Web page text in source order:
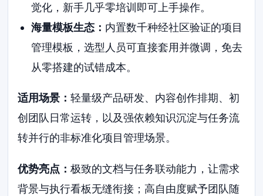
觉化，新手几乎零培训即可上手操作。
海量模板生态： 内置数千种经社区验证的项目
管理模板，选型人员可直接套用并微调，免去
从零搭建的试错成本。
适用场景：轻量级产品研发、内容创作排期、初
创团队日常运转，以及强依赖知识沉淀与任务流
转并行的非标准化项目管理场景。
优势亮点：极致的文档与任务联动能力，让需求
背景与执行看板无缝衔接；高自由度赋予团队随